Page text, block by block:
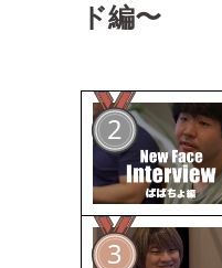
ド編〜